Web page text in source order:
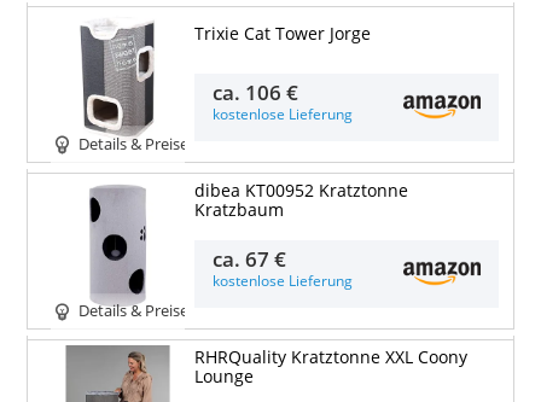
Details & Preise
Trixie Cat Tower Jorge
ca. 106 €
kostenlose Lieferung
Details & Preise
dibea KT00952 Kratztonne
Kratzbaum
ca.67 €
kostenlose Lieferung
RHRQuality Kratztonne XXL Coony
Lounge